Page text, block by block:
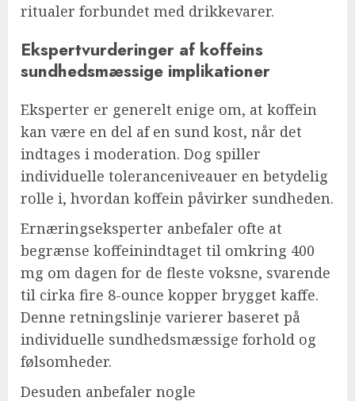
ritualer forbundet med drikkevarer.
Ekspertvurderinger af koffeins
sundhedsmæssige implikationer
Eksperter er generelt enige om, at koffein
kan være en del af en sund kost, når det
indtages i moderation. Dog spiller
individuelle toleranceniveauer en betydelig
rolle i, hvordan koffein påvirker sundheden.
Ernæringseksperter anbefaler ofte at
begrænse koffeinindtaget til omkring 400
mg om dagen for de fleste voksne, svarende
til cirka fire 8-ounce kopper brygget kaffe.
Denne retningslinje varierer baseret på
individuelle sundhedsmæssige forhold og
følsomheder.
Desuden anbefaler nogle